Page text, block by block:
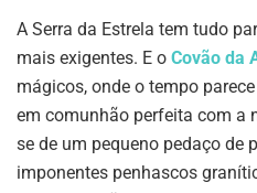
A Serra da Estrela tem tudo
mais exigentes. E o Covão da
mágicos, onde o tempo
em comunhão perfeita com a
se de um pequeno pedaço de
imponentes penhascos